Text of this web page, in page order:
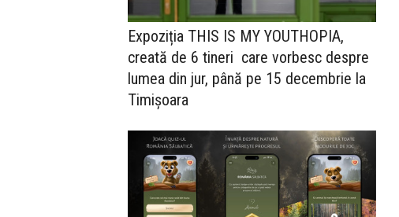
Expoziția THIS IS MY YOUTHOPIA,
creată de 6 tineri care vorbesc despre
lumea din jur, până pe 15 decembrie la
Timișoara